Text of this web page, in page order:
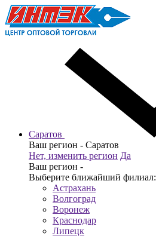
Саратов
Ваш регион - Саратов
Нет, изменить регион Да
Ваш регион -
Выберите ближайший филиал:
Астрахань
Волгоград
Воронеж
Краснодар
Липецк